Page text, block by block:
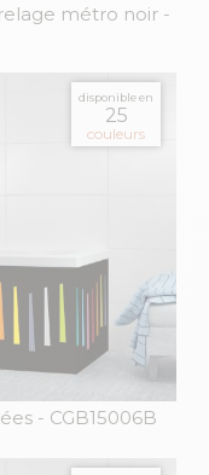
métro noir -
disponible en
25
couleurs
- CGB15006B